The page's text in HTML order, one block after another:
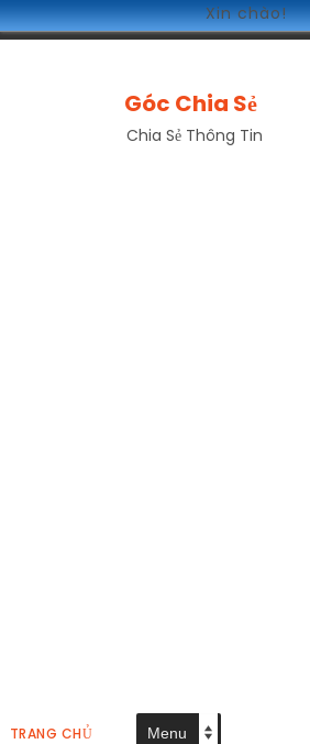
Xin chào!
Góc Chia Sẻ
Chia Sẻ Thông Tin
TRANG CHỦ